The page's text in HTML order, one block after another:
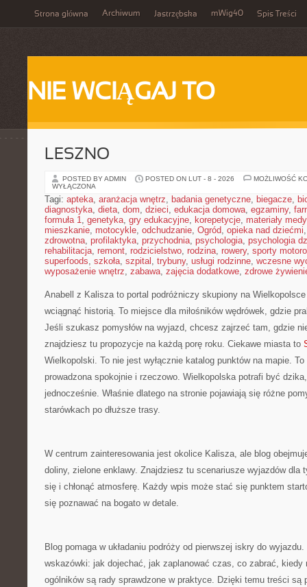
Strona główna Archiwum Jastrzębska mWig40 Spis Treści
NIE WCIĄGAJ TO
LESZNO
POSTED BY ADMIN POSTED ON LUT - 8 - 2026
MOŻLIWOŚĆ
WYŁĄCZONA
Tagi: apteka, aranżacja wnętrz, badania genetyczne, biegacze,
diagnostyka, dieta, dom, dzieci, edukacja domowa, egzaminy,
formuła 1, genetyka, gry edukacyjne, korepetycje, materiały
mieszkanie, motocykle, odchudzanie, Ogród, opieka nad dziećmi
zdrowotna, profilaktyka, przychodnia, psychologia, psychologia
rehabilitacja, remont, rodzicielstwo, rodzina, rowery, sporty
superfoods, szkoła, szpital , trybuny, usługi rodzinne, wczesne
wyposażenie wnętrz, zabawa, zajęcia dodatkowe, zdrowe
Anabell z Kalisza to portal podróżniczy skupiony na
wciągnąć historią. To miejsce dla miłośników wędrówek, gdzie
Jeśli szukasz pomysłów na wyjazd, chcesz zajrzeć tam, gdzie
znajdziesz tu propozycje na każdą porę roku. Ciekawe miasta to
Wielkopolski. To nie jest wyłącznie katalog punktów na mapie.
prowadzona spokojnie i rzeczowo. Wielkopolska potrafi być
jednocześnie. Właśnie dlatego na stronie pojawiają się różne
starówkach po dłuższe trasy.
W centrum zainteresowania jest okolice Kalisza, ale blog
doliny, zielone enklawy. Znajdziesz tu scenariusze wyjazdów
się i chłonąć atmosferę. Każdy wpis może stać się punktem
się poznawać na bogato w detale.
Blog pomaga w układaniu podróży od pierwszej iskry do
wskazówki: jak dojechać, jak zaplanować czas, co zabrać, kiedy
ogólników są rady sprawdzone w praktyce. Dzięki temu treści są